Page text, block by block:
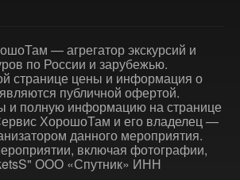
— агрегатор экскурсий и
по России и зарубежью.
странице цены и информация о
публичной офертой.
и полную информацию на странице
ХорошоТам и его владелец —
данного мероприятия.
включая фотографии,
ООО «Спутник» ИНН